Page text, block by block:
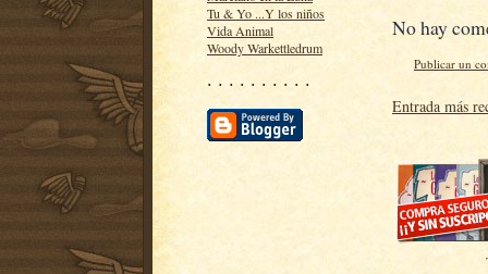
Tu & Yo ...Y los niños
Vida Animal
Woody Warkettledrum
· · · · · · · · · ·
No hay
Publicar un
Entrada más